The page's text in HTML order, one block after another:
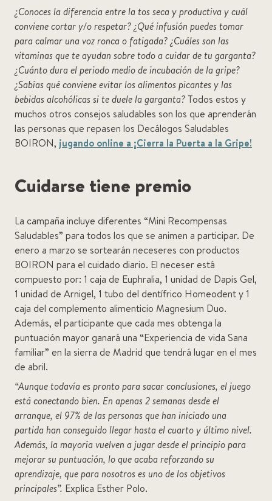
¿Conoces la diferencia entre la tos seca y productiva y cuál
conviene cortar y/o respetar? ¿Qué infusión puedes tomar
para calmar una voz ronca o fatigada? ¿Cuáles son las
vitaminas que te ayudan sobre todo a cuidar de tu garganta?
¿Cuánto dura el periodo medio de incubación de la gripe?
¿Sabías qué conviene evitar los alimentos picantes y las
bebidas alcohólicas si te duele la garganta?Todos estos y
muchos otros consejos saludables son los que aprenderán
las personas que repasen los Decálogos Saludables
BOIRON, jugando online a ¡Cierra la Puerta a la Gripe!
Cuidarse tiene premio
La campaña incluye diferentes “Mini Recompensas
Saludables” para todos los que se animen a participar. De
enero a marzo se sortearán neceseres con productos
BOIRON para el cuidado diario. El neceser está
compuesto por: 1 caja de Euphralia, 1 unidad de Dapis Gel,
1 unidad de Arnigel, 1 tubo del dentífrico Homeodent y 1
caja del complemento alimenticio Magnesium Duo.
Además, el participante que cada mes obtenga la
puntuación mayor ganará una “Experiencia de vida Sana
familiar” en la sierra de Madrid que tendrá lugar en el mes
de abril.
“Aunque todavía es pronto para sacar conclusiones, el juego
está conectando bien. En apenas 2 semanas desde el
arranque, el 97% de las personas que han iniciado una
partida han conseguido llegar hasta el cuarto y último nivel.
Además, la mayoría vuelven a jugar desde el principio para
mejorar su puntuación, lo que acaba reforzando su
aprendizaje, que para nosotros es uno de los objetivos
principales”. Explica Esther Polo.